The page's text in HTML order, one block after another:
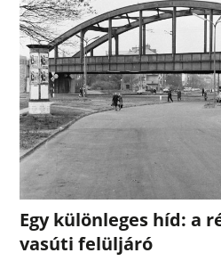
Egy különleges híd: a
vasúti felüljáró